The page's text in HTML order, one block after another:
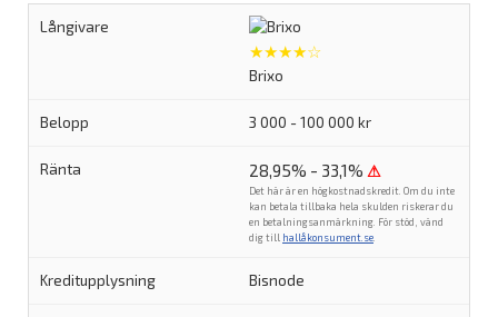
★★★★☆
Brixo
3 000 - 100 000 kr
28,95% - 33,1% ⚠
Det här är en högkostnadskredit. Om du inte
kan betala tillbaka hela skulden riskerar du
en betalningsanmärkning. För stöd, vänd
dig till hallåkonsument.se
Bisnode